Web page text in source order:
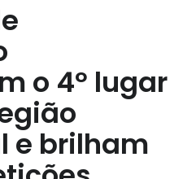
o 4º lugar
e brilham